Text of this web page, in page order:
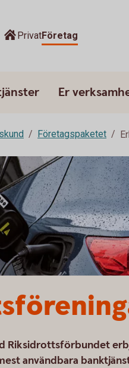
PrivatFöretag
Er
Företagspaketet
Riksidrottsförbundet
användbara